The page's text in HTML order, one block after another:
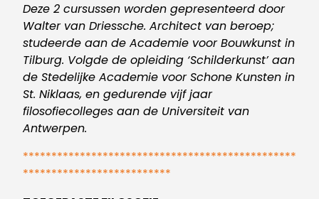
Deze 2 cursussen worden gepresenteerd door
Walter van Driessche. Architect van beroep;
studeerde aan de Academie voor Bouwkunst in
Tilburg. Volgde de opleiding ‘Schilderkunst’ aan
de Stedelijke Academie voor Schone Kunsten in
St. Niklaas, en gedurende vijf jaar
filosofiecolleges aan de Universiteit van
Antwerpen.
************************************************
**************************